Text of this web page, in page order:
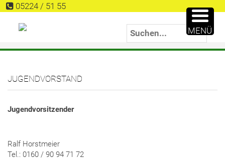
05224 / 51 55
JUGENDVORSTAND
Jugendvorsitzender
Ralf Horstmeier
Tel.: 0160 / 90 94 71 72
MENÜ